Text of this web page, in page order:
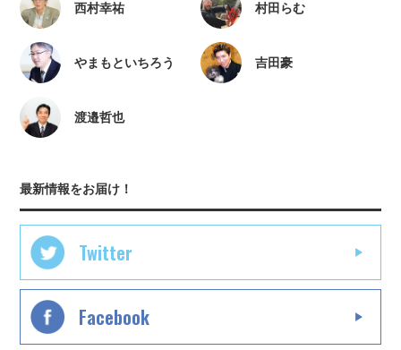
西村幸祐 村田らむ
やまもといちろう 吉田豪
渡邉哲也
最新情報をお届け！
Twitter
Facebook